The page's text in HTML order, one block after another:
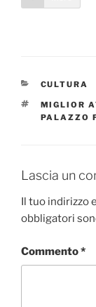
CATEGORIE
CULTURA
TAG
MIGLIOR
PALAZZO
Lascia un
Il tuo indirizzo
obbligatori
Commento*